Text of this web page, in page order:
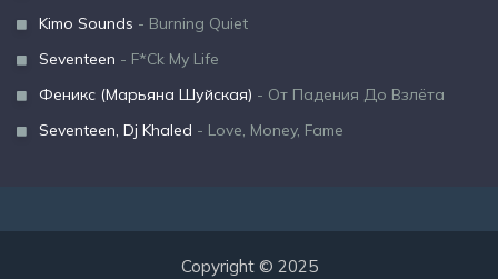
Kimo Sounds - Burning Quiet
Seventeen - F*Ck My Life
Феникс (Марьяна Шуйская) - От Падения До Взлёта
Seventeen, Dj Khaled - Love, Money, Fame
Copyright © 2025